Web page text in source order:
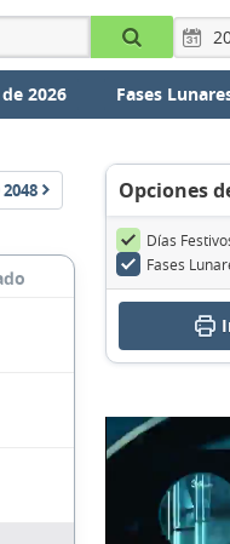
2026 Fases
2048 Opciones
Días
Fases